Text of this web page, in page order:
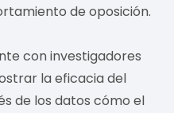
de oposición.
con investigadores
la eficacia del
de los datos cómo el